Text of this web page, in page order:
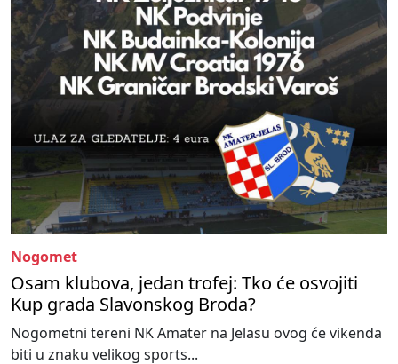
Nogomet
Osam klubova, jedan trofej: Tko će osvojiti
Kup grada Slavonskog Broda?
Nogometni tereni NK Amater na Jelasu ovog će vikenda
biti u znaku velikog sports...